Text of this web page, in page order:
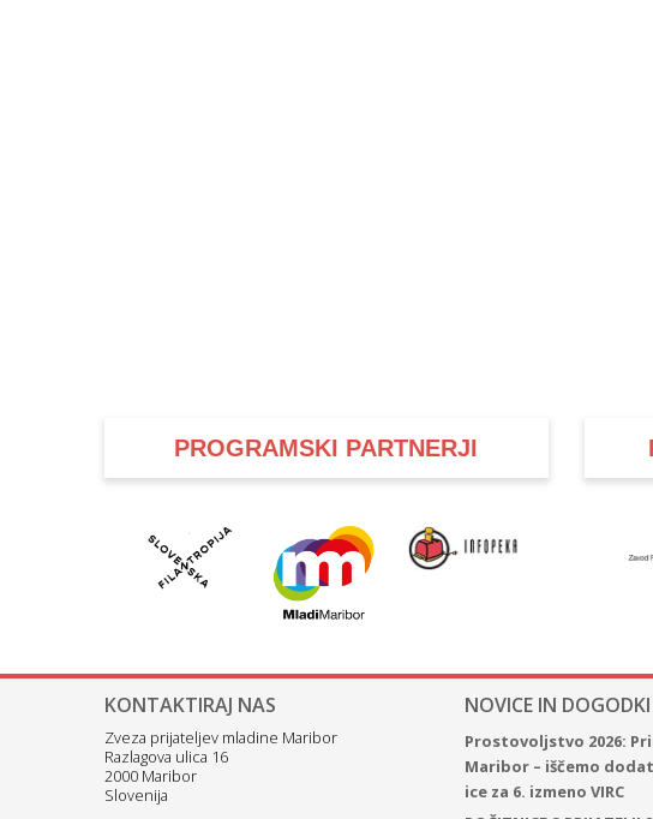
PROGRAMSKI PARTNERJI
KONTAKTIRAJ NAS
Zveza prijateljev mladine Maribor
Razlagova ulica 16
2000 Maribor
Slovenija
NOVICE IN DOGODKI
Prostovoljstvo 2026:
Maribor – iščemo
ice za 6. izmeno VIRC